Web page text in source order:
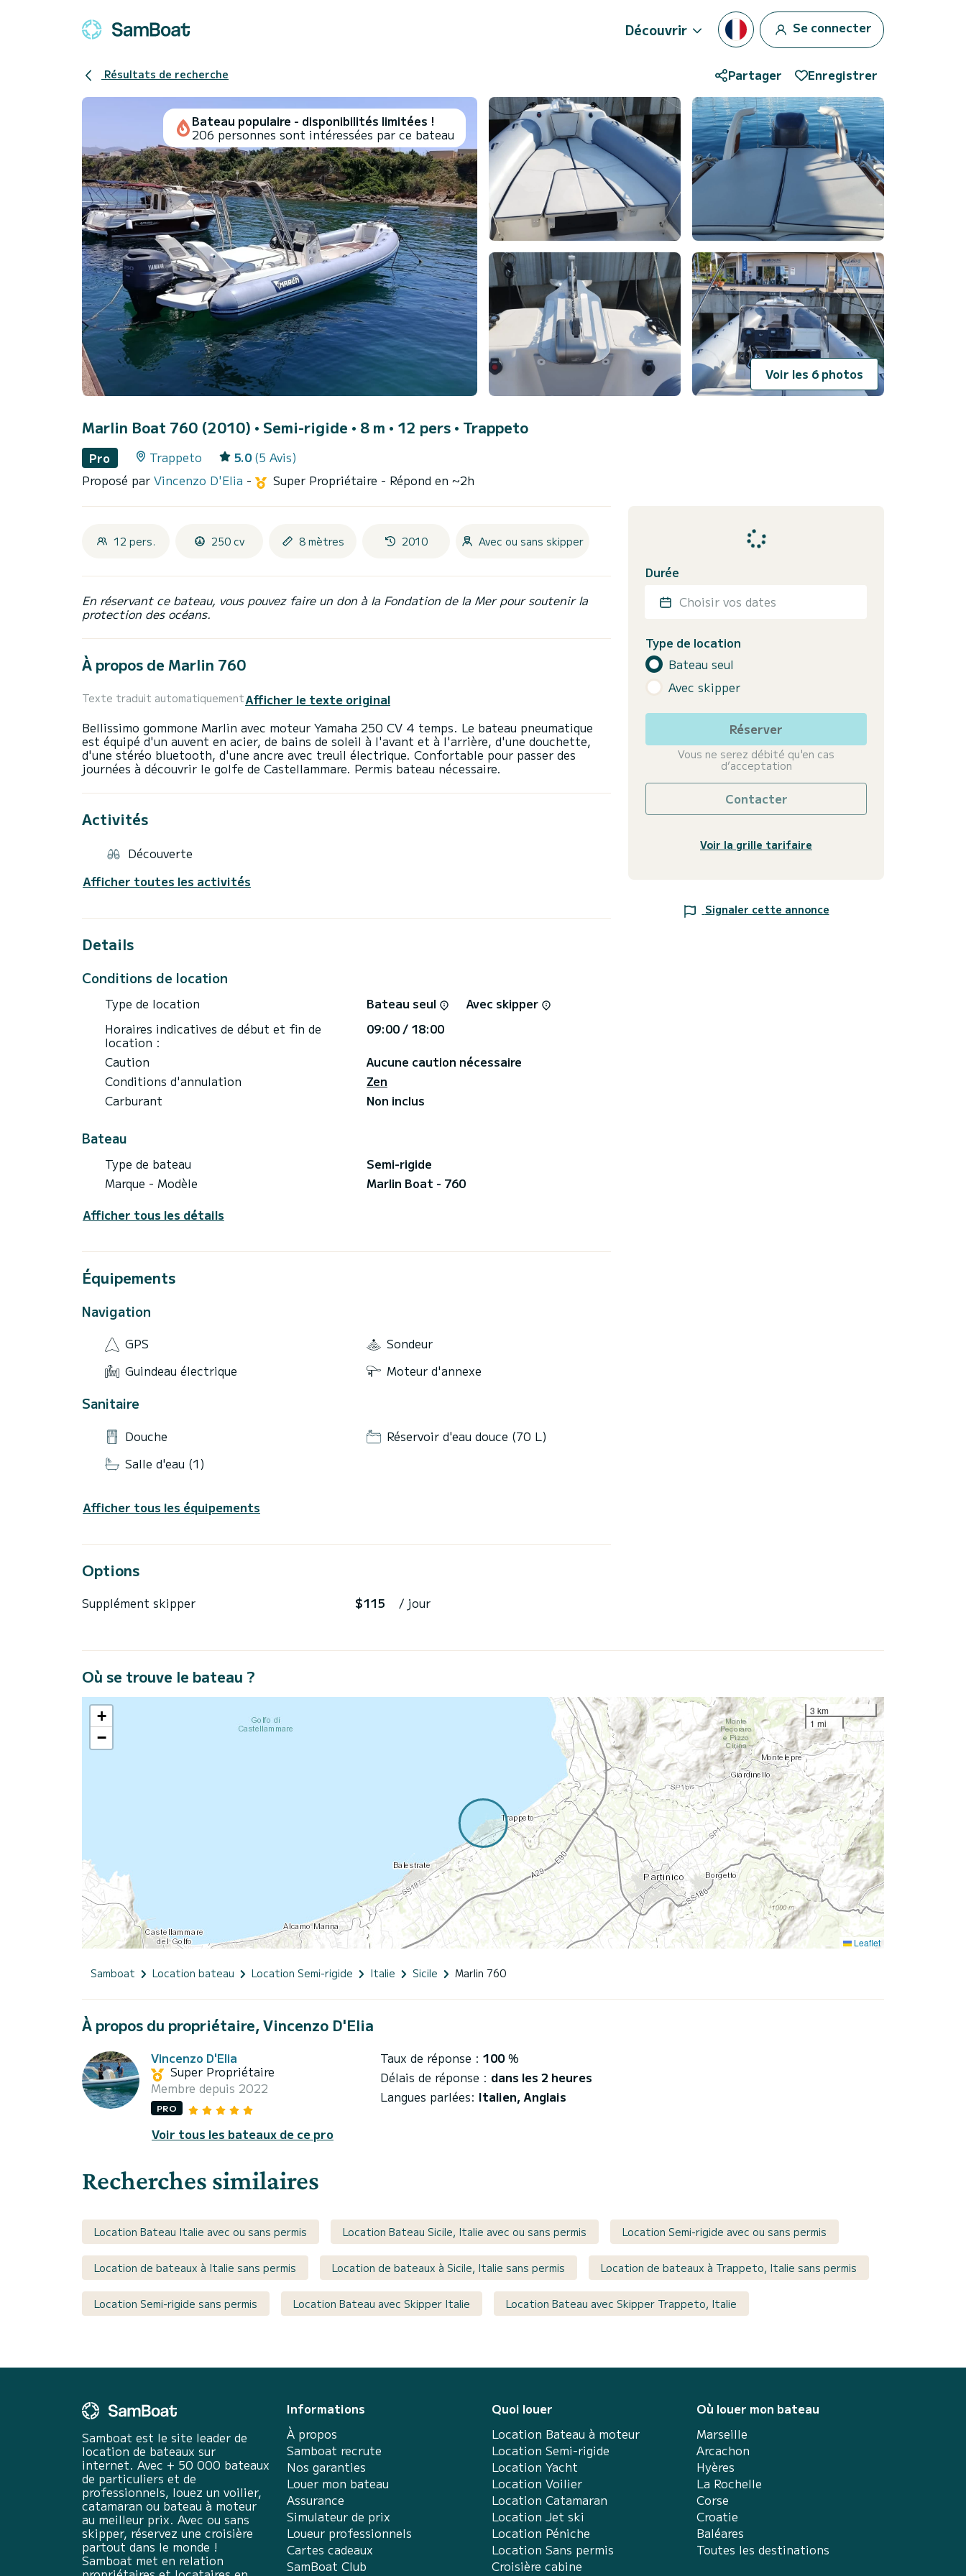
Découvrir Se connecter
Résultats de recherche Partager Enregistrer
Voir les 6 photos
Bateau populaire - disponibilités limitées !
206 personnes sont intéressées par ce bateau
Marlin Boat 760 (2010) • Semi-rigide • 8 m • 12 pers • Trappeto
Pro Trappeto 5.0 (5 Avis)
Proposé par Vincenzo D'Elia - Super Propriétaire - Répond en ~2h
12 pers. 250 cv 8 mètres 2010 Avec ou sans skipper
En réservant ce bateau, vous pouvez faire un don à la Fondation de la Mer pour soutenir la
protection des océans.
À propos de Marlin 760
Texte traduit automatiquementAfficher le texte original
Bellissimo gommone Marlin avec moteur Yamaha 250 CV 4 temps. Le bateau pneumatique
est équipé d'un auvent en acier, de bains de soleil à l'avant et à l'arrière, d'une douchette,
d'une stéréo bluetooth, d'une ancre avec treuil électrique. Confortable pour passer des
Activités
Découverte
Afficher toutes les activités
Details
Conditions de location
Type de location Bateau seul
Avec skipper
Horaires indicatives de début et fin de
location :
09:00 / 18:00
Caution
Aucune caution nécessaire
Conditions d'annulation
Zen
Carburant
Non inclus
Bateau
Type de bateau
Semi-rigide
Marque - Modèle
Marlin Boat - 760
Afficher tous les détails
Équipements
Navigation
GPS
Sondeur
Guindeau électrique
Moteur d'annexe
Sanitaire
Douche
Réservoir d'eau douce (70 L)
Salle d'eau (1)
Afficher tous les équipements
Options
Supplément skipper $115 / jour
Durée
Choisir vos dates
Type de location
Bateau seul
Avec skipper
Réserver
Vous ne serez débité qu'en cas
d’acceptation
Contacter
Voir la grille tarifaire
Signaler cette annonce
Où se trouve le bateau ?
+
−
3 km
1 mi
Leaflet
Samboat Location bateau Location Semi-rigide Italie Sicile Marlin 760
À propos du propriétaire, Vincenzo D'Elia
Vincenzo D'Elia
Super Propriétaire
Membre depuis 2022
PRO
Voir tous les bateaux de ce pro
Taux de réponse : 100%
Délais de réponse : dans les 2 heures
Langues parlées: Italien, Anglais
Recherches similaires
Location Bateau Italie avec ou sans permis Location Bateau Sicile, Italie avec ou sans permis Location Semi-rigide avec ou sans permis
Location de bateaux à Italie sans permis Location de bateaux à Sicile, Italie sans permis Location de bateaux à Trappeto, Italie sans permis
Location Semi-rigide sans permis Location Bateau avec Skipper Italie Location Bateau avec Skipper Trappeto, Italie
Samboat est le site leader de
location de bateaux sur
internet. Avec + 50 000 bateaux
de particuliers et de
professionnels, louez un voilier,
catamaran ou bateau à moteur
au meilleur prix. Avec ou sans
skipper, réservez une croisière
partout dans le monde !
Samboat met en relation
Informations
À propos
Samboat recrute
Nos garanties
Louer mon bateau
Assurance
Simulateur de prix
Loueur professionnels
Cartes cadeaux
SamBoat Club
Quoi louer
Location Bateau à moteur
Location Semi-rigide
Location Yacht
Location Voilier
Location Catamaran
Location Jet ski
Location Péniche
Location Sans permis
Croisière cabine
Où louer mon bateau
Marseille
Arcachon
Hyères
La Rochelle
Corse
Croatie
Baléares
Toutes les destinations